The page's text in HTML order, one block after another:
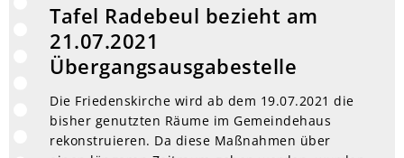
Tafel Radebeul bezieht am
21.07.2021
Übergangsausgabestelle
Die Friedenskirche wird ab dem 19.07.2021 die
bisher genutzten Räume im Gemeindehaus
rekonstruieren. Da diese Maßnahmen über